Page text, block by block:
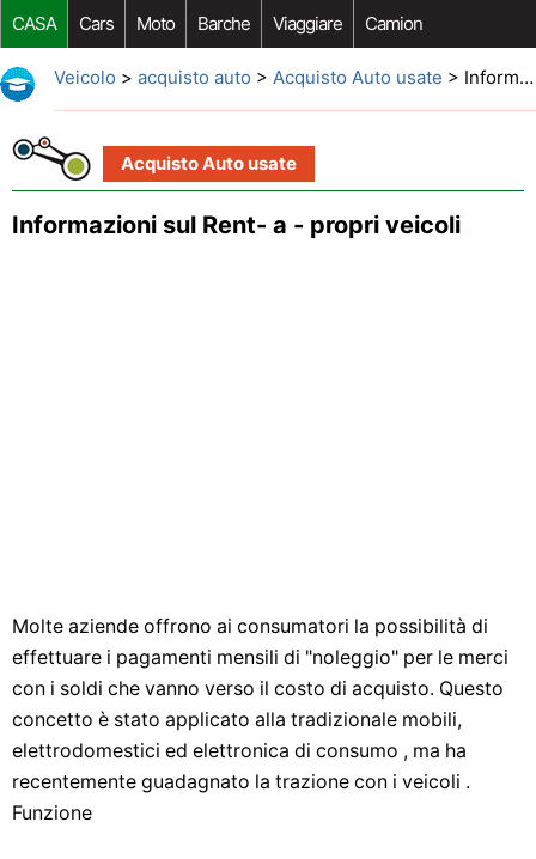
CASA Cars Moto Barche Viaggiare Camion
Riparazione Auto Acquisto Auto Car Opzioni Aftermarket
Veicolo > acquisto auto > Acquisto Auto usate > Informazioni sul Rent- a - propri veicoli
Acquisto Auto usate
Informazioni sul Rent- a - propri veicoli
Molte aziende offrono ai consumatori la possibilità di
effettuare i pagamenti mensili di "noleggio" per le merci
con i soldi che vanno verso il costo di acquisto. Questo
concetto è stato applicato alla tradizionale mobili,
elettrodomestici ed elettronica di consumo , ma ha
recentemente guadagnato la trazione con i veicoli .
Funzione